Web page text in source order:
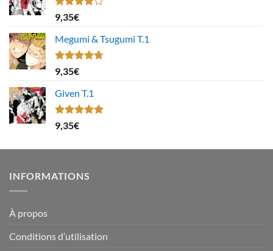
Note
4.00
5
9,35€
Megumi & Tsugumi T.1
Note4.67
sur 5
9,35€
Given T.1
Note5.00
sur 5
9,35€
INFORMATIONS
À propos
Conditions d’utilisation